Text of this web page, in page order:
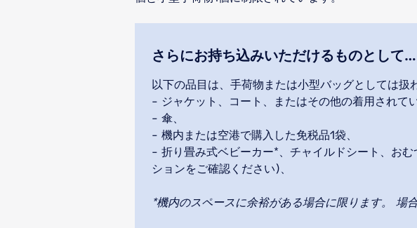
さらにお持ち込みいただけるものとして…
以下の品目は、手荷物または小型バッグとしては扱
- ジャケット、コート、またはその他の着用されてい
- 傘、
- 機内または空港で購入した免税品1袋、
- 折り畳み式ベビーカー*、チャイルドシート、お
ションをご確認ください)、
*機内のスペースに余裕がある場合に限ります。 場